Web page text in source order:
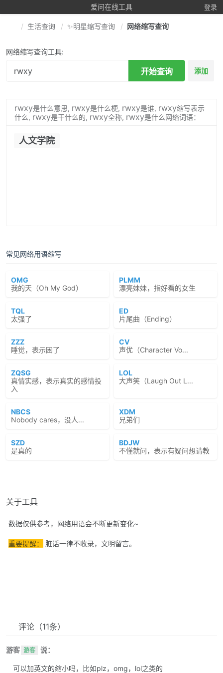
爱问在线工具 登录
生活查询 ✨明星缩写查询 网络缩写查询
网络缩写查询工具:
开始查询 添加
rwxy是什么意思, rwxy是什么梗, rwxy是谁, rwxy缩写表示
什么, rwxy是干什么的, rwxy全称, rwxy是什么网络词语：
人文学院
常见网络用语缩写
OMG
我的天（Oh My God）
PLMM
漂亮妹妹，指好看的女生
TQL
太强了
ED
片尾曲（Ending）
ZZZ
睡觉，表示困了
CV
声优（Character Vo...
ZQSG
真情实感，表示真实的感情投
入
LOL
大声笑（Laugh Out L...
NBCS
Nobody cares，没人...
XDM
兄弟们
SZD
是真的
BDJW
不懂就问，表示有疑问想请教
关于工具
数据仅供参考，网络用语会不断更新变化~
重要提醒： 脏话一律不收录，文明留言。
评论 （11条）
游客 游客 说：
可以加英文的缩小吗，比如plz，omg，lol之类的